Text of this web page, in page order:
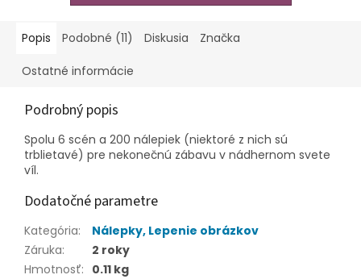
Popis Podobné (11) Diskusia Značka
Ostatné informácie
Podrobný popis
Spolu 6 scén a 200 nálepiek (niektoré z nich sú
trblietavé) pre nekonečnú zábavu v nádhernom svete
víl.
Dodatočné parametre
Kategória:
Nálepky, Lepenie obrázkov
Záruka:
2 roky
Hmotnosť: 0.11 kg